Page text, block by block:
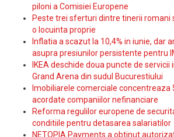
piloni a Comisiei Europene
Peste trei sferturi dintre tinerii romani
o locuinta proprie
Inflatia a scazut la 10,4% in iunie, dar
asupra presiunilor persistente pentru
IKEA deschide doua puncte de servicii
Grand Arena din sudul Bucurestiului
Imobiliarele comerciale concentreaza
acordate companiilor nefinanciare
Reforma regulilor europene de
conditiile pentru detasarea salariatilor
NETOPIA Payments a obtinut